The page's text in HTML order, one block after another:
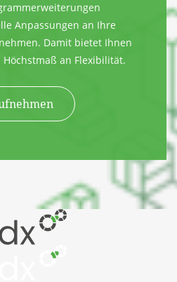
Anpassungen an Ihre
Damit bietet Ihnen
an Flexibilität.